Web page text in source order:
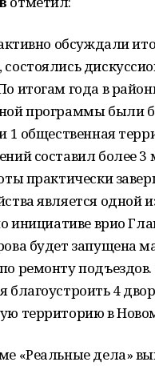
обсуждали
итогам года в
программы были
1 общественная
составил более
практически
является одной
инициативе врио
будет запущена
ремонту подъездов.
благоустроить 4
территорию в
«Реальные дела»